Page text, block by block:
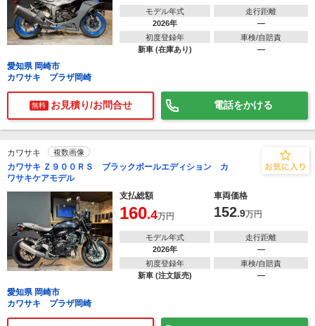
モデル年式
2026年
走行距離
―
初度登録年
新車 (在庫あり)
車検/自賠責
―
愛知県 岡崎市
カワサキ プラザ岡崎
無料 お見積り/お問合せ 電話をかける
カワサキ 複数画像
カワサキ Ｚ９００ＲＳ ブラックボールエディション カ
ワサキケアモデル
支払総額
車両価格
160.4万円 152.9万円
モデル年式
2026年
走行距離
―
初度登録年
新車 (注文販売)
車検/自賠責
―
愛知県 岡崎市
カワサキ プラザ岡崎